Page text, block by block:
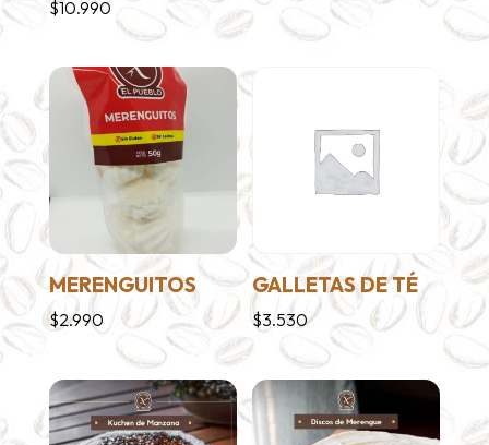
$10.990
MERENGUITOS
$2.990
GALLETAS DE TÉ
$3.530